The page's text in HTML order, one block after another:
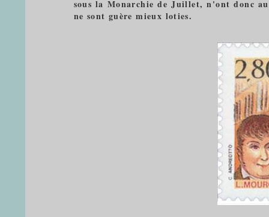
sous la Monarchie de Juillet, n'ont donc
ne sont guère mieux loties.